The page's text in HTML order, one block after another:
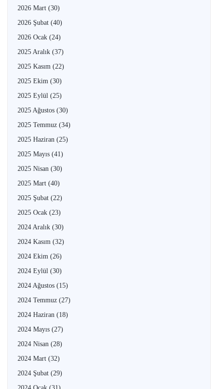
2026 Mart (30)
2026 Şubat (40)
2026 Ocak (24)
2025 Aralık (37)
2025 Kasım (22)
2025 Ekim (30)
2025 Eylül (25)
2025 Ağustos (30)
2025 Temmuz (34)
2025 Haziran (25)
2025 Mayıs (41)
2025 Nisan (30)
2025 Mart (40)
2025 Şubat (22)
2025 Ocak (23)
2024 Aralık (30)
2024 Kasım (32)
2024 Ekim (26)
2024 Eylül (30)
2024 Ağustos (15)
2024 Temmuz (27)
2024 Haziran (18)
2024 Mayıs (27)
2024 Nisan (28)
2024 Mart (32)
2024 Şubat (29)